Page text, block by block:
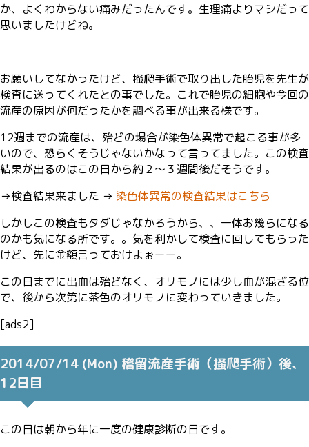
か、よくわからない痛みだったんです。生理痛よりマシだって
思いましたけどね。
お願いしてなかったけど、掻爬手術で取り出した胎児を先生が
検査に送ってくれたとの事でした。これで胎児の細胞や今回の
流産の原因が何だったかを調べる事が出来る様です。
12週までの流産は、殆どの場合が染色体異常で起こる事が多
いので、恐らくそうじゃないかなって言ってました。この検査
結果が出るのはこの日から約２〜３週間後だそうです。
→検査結果来ました → 染色体異常の検査結果はこちら
しかしこの検査もタダじゃなかろうから、、一体お幾らになる
のかも気になる所です。。気を利かして検査に回してもらった
けど、先に金額言っておけよぉーー。
この日までに出血は殆どなく、オリモノには少し血が混ざる位
で、後から次第に茶色のオリモノに変わっていきました。
[ads2]
2014/07/14 (Mon) 稽留流産手術（掻爬手術）後、
12日目
この日は朝から年に一度の健康診断の日です。